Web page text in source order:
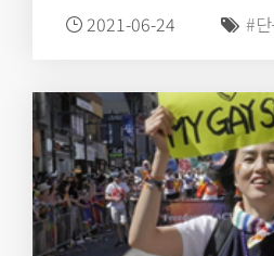
는 클라라다. 그녀는 복잡하고 다
을 가진 한 사람이며 그런 의미에
2021-06-24 #